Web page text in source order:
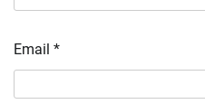
Email *